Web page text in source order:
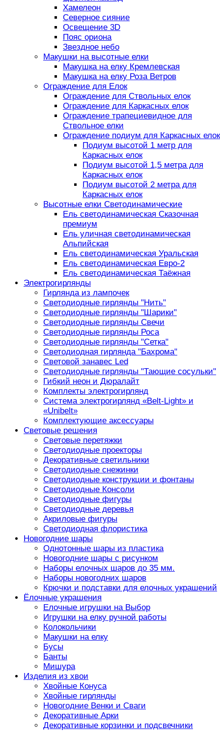
Хамелеон
Северное сияние
Освещение 3D
Пояс ориона
Звездное небо
Макушки на высотные елки
Макушка на елку Кремлевская
Макушка на елку Роза Ветров
Ограждение для Елок
Ограждение для Ствольных елок
Ограждение для Каркасных елок
Ограждение трапециевидное для
Ствольное елки
Ограждение подиум для Каркасных елок
Подиум высотой 1 метр для
Каркасных елок
Подиум высотой 1,5 метра для
Каркасных елок
Подиум высотой 2 метра для
Каркасных елок
Высотные елки Светодинамические
Ель светодинамическая Сказочная
премиум
Ель уличная светодинамическая
Альпийская
Ель светодинамическая Уральская
Ель светодинамическая Евро-2
Ель светодинамическая Таёжная
Электрогирлянды
Гирлянда из лампочек
Светодиодные гирлянды "Нить"
Светодиодные гирлянды "Шарики"
Светодиодные гирлянды Свечи
Светодиодные гирлянды Роса
Светодиодные гирлянды "Сетка"
Светодиодная гирлянда "Бахрома"
Световой занавес Led
Светодиодные гирлянды "Тающие сосульки"
Гибкий неон и Дюралайт
Комплекты электрогирлянд
Система электрогирлянд «Belt-Light» и
«Unibelt»
Комплектующие аксессуары
Световые решения
Световые перетяжки
Светодиодные проекторы
Декоративные светильники
Светодиодные снежинки
Светодиодные конструкции и фонтаны
Светодиодные Консоли
Светодиодные фигуры
Светодиодные деревья
Акриловые фигуры
Светодиодная флористика
Новогодние шары
Однотонные шары из пластика
Новогодние шары с рисунком
Наборы елочных шаров до 35 мм.
Наборы новогодних шаров
Крючки и подставки для елочных украшений
Ёлочные украшения
Елочные игрушки на Выбор
Игрушки на елку ручной работы
Колокольчики
Макушки на елку
Бусы
Банты
Мишура
Изделия из хвои
Хвойные Конуса
Хвойные гирлянды
Новогодние Венки и Сваги
Декоративные Арки
Декоративные корзинки и подсвечники